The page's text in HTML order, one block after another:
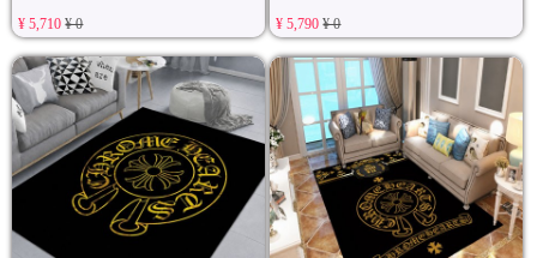
¥ 5,710¥ 0 ¥ 5,790¥ 0